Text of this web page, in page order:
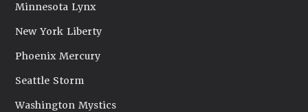
Minnesota Lynx
New York Liberty
Phoenix Mercury
Seattle Storm
Washington Mystics